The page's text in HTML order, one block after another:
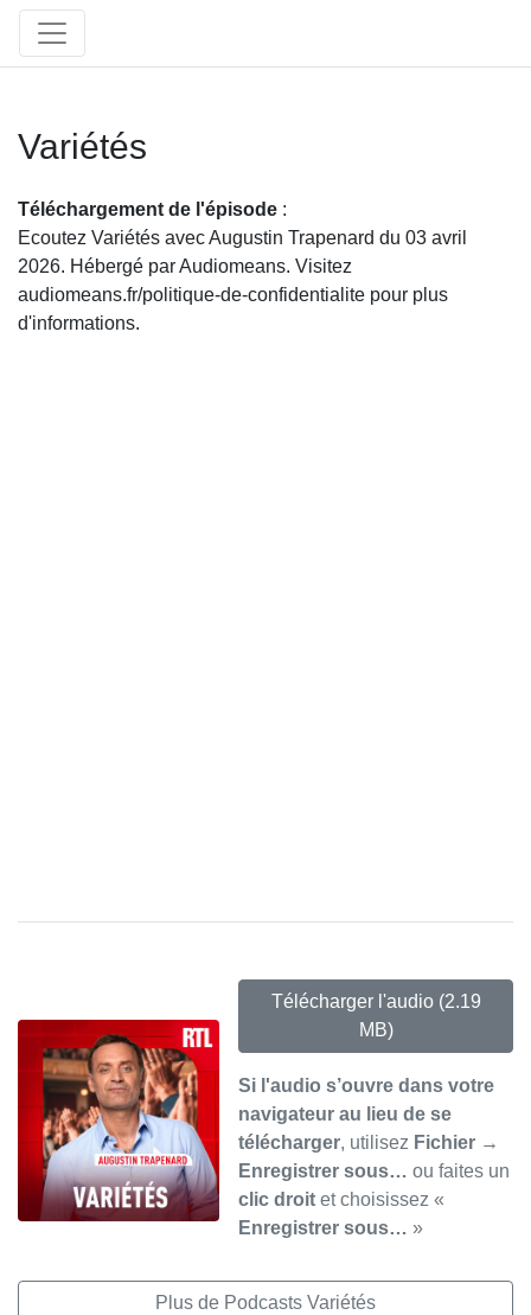
Variétés
Téléchargement de l'épisode :
Ecoutez Variétés avec Augustin Trapenard du 03 avril
2026. Hébergé par Audiomeans. Visitez
audiomeans.fr/politique-de-confidentialite pour plus
d'informations.
Télécharger l'audio (2.19
MB)
Si l'audio s’ouvre dans votre
navigateur au lieu de se
télécharger, utilisez Fichier →
Enregistrer sous… ou faites un
clic droit et choisissez «
Enregistrer sous… »
Plus de Podcasts Variétés